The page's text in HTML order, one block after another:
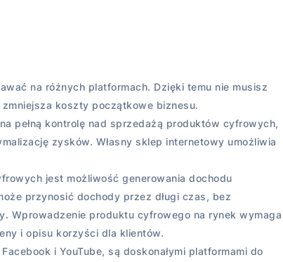
na różnych platformach. Dzięki temu nie musisz
koszty początkowe biznesu.
pełną kontrolę nad sprzedażą produktów cyfrowych,
zysków. Własny sklep internetowy umożliwia
jest możliwość generowania dochodu
przynosić dochody przez długi czas, bez
Wprowadzenie produktu cyfrowego na rynek wymaga
i opisu korzyści dla klientów.
i YouTube, są doskonałymi platformami do